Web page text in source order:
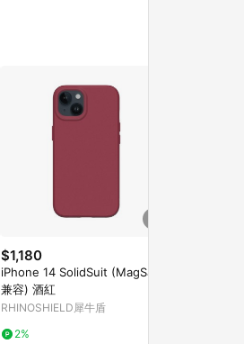
$1,180
iPhone 14 SolidSuit (MagSafe
兼容) 酒紅
RHINOSHIELD犀牛盾
2%